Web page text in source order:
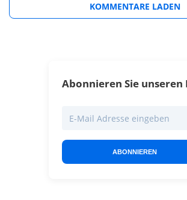
KOMMENTARE LADEN
Abonnieren Sie unseren
ABONNIEREN